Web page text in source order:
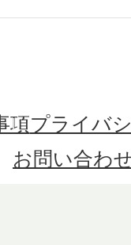
項プライバ
お問い合わ